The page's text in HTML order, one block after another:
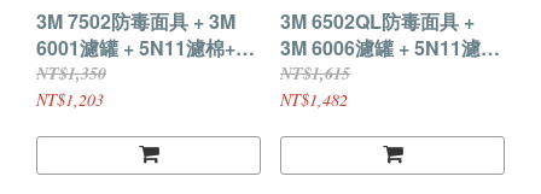
3M 7502防毒面具 + 3M
6001濾罐 + 5N11濾棉+
3M 501濾蓋 七件組 可更
換面罩
NT$1,350
NT$1,203
3M 6502QL防毒面具 +
3M 6006濾罐 + 5N11濾棉
+ 3M 501濾蓋 七件組
NT$1,615
NT$1,482